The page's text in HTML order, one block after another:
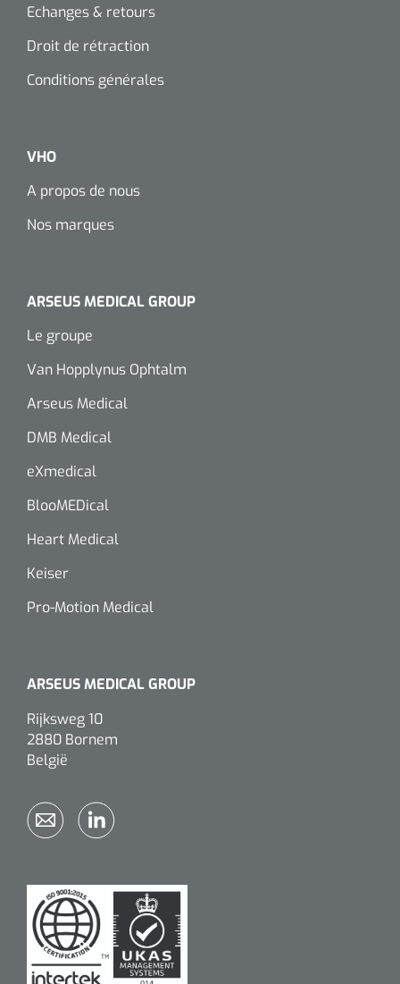
Echanges & retours
Droit de rétraction
Conditions générales
VHO
A propos de nous
Nos marques
ARSEUS MEDICAL GROUP
Le groupe
Van Hopplynus Ophtalm
Arseus Medical
DMB Medical
eXmedical
BlooMEDical
Heart Medical
Keiser
Pro-Motion Medical
ARSEUS MEDICAL GROUP
Rijksweg 10
2880 Bornem
België